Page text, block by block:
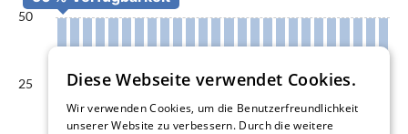
50
25 Diese Webseite verwendet Cookies.
Wir verwenden Cookies, um die Benutzerfreundlichkeit
unserer Website zu verbessern. Durch die weitere